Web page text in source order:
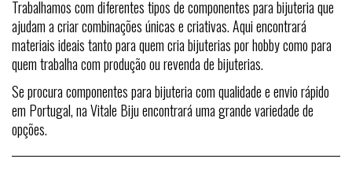
Trabalhamos com diferentes tipos de componentes para bijuteria que
ajudam a criar combinações únicas e criativas. Aqui encontrará
materiais ideais tanto para quem cria bijuterias por hobby como para
quem trabalha com produção ou revenda de bijuterias.
Se procura componentes para bijuteria com qualidade e envio rápido
em Portugal, na Vitale Biju encontrará uma grande variedade de
opções.